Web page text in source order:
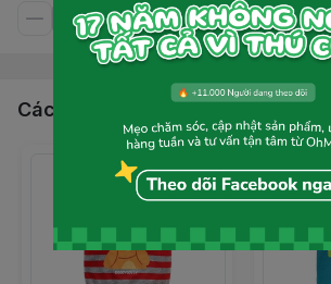
Các sản phẩm, dịch vụ khác